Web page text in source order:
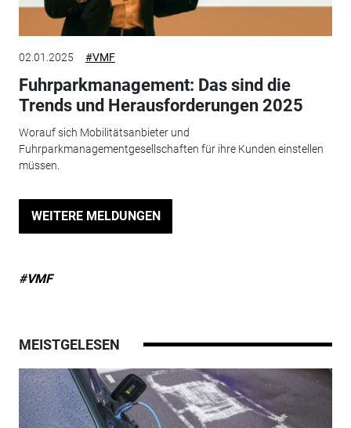
02.01.2025 #VMF
Fuhrparkmanagement: Das sind die
Trends und Herausforderungen 2025
Worauf sich Mobilitätsanbieter und
Fuhrparkmanagementgesellschaften für ihre Kunden einstellen
müssen.
WEITERE MELDUNGEN
#VMF
MEISTGELESEN